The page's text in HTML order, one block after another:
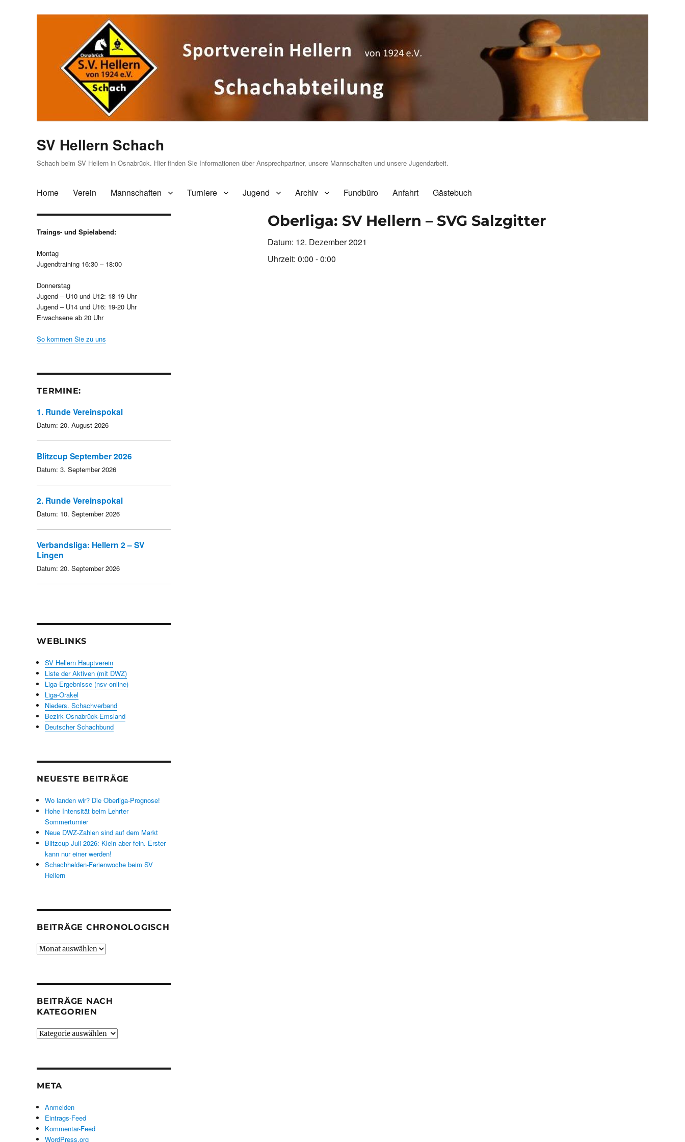
SV Hellern Schach
Schach beim SV Hellern in Osnabrück. Hier finden Sie Informationen über Ansprechpartner, unsere Mannschaften und unsere Jugendarbeit.
Home Verein Mannschaften Turniere Jugend Archiv Fundbüro Anfahrt Gästebuch
Oberliga: SV Hellern – SVG Salzgitter
Datum: 12. Dezember 2021
Uhrzeit: 0:00 - 0:00
Traings- und Spielabend:
Montag
Jugendtraining 16:30 – 18:00
Donnerstag
Jugend – U10 und U12: 18-19 Uhr
Jugend – U14 und U16: 19-20 Uhr
Erwachsene ab 20 Uhr
So kommen Sie zu uns
TERMINE:
1. Runde Vereinspokal
Datum: 20. August 2026
Blitzcup September 2026
Datum: 3. September 2026
2. Runde Vereinspokal
Datum: 10. September 2026
Verbandsliga: Hellern 2 – SV
Lingen
Datum: 20. September 2026
WEBLINKS
SV Hellern Hauptverein
Liste der Aktiven (mit DWZ)
Liga-Ergebnisse (nsv-online)
Liga-Orakel
Nieders. Schachverband
Bezirk Osnabrück-Emsland
Deutscher Schachbund
NEUESTE BEITRÄGE
Wo landen wir? Die Oberliga-Prognose!
Hohe Intensität beim Lehrter
Sommerturnier
Neue DWZ-Zahlen sind auf dem Markt
Blitzcup Juli 2026: Klein aber fein. Erster
kann nur einer werden!
Schachhelden-Ferienwoche beim SV
Hellern
BEITRÄGE CHRONOLOGISCH
Beiträge
BEITRÄGE NACH
KATEGORIEN
Beiträge
META
Anmelden
Eintrags-Feed
Kommentar-Feed
WordPress.org